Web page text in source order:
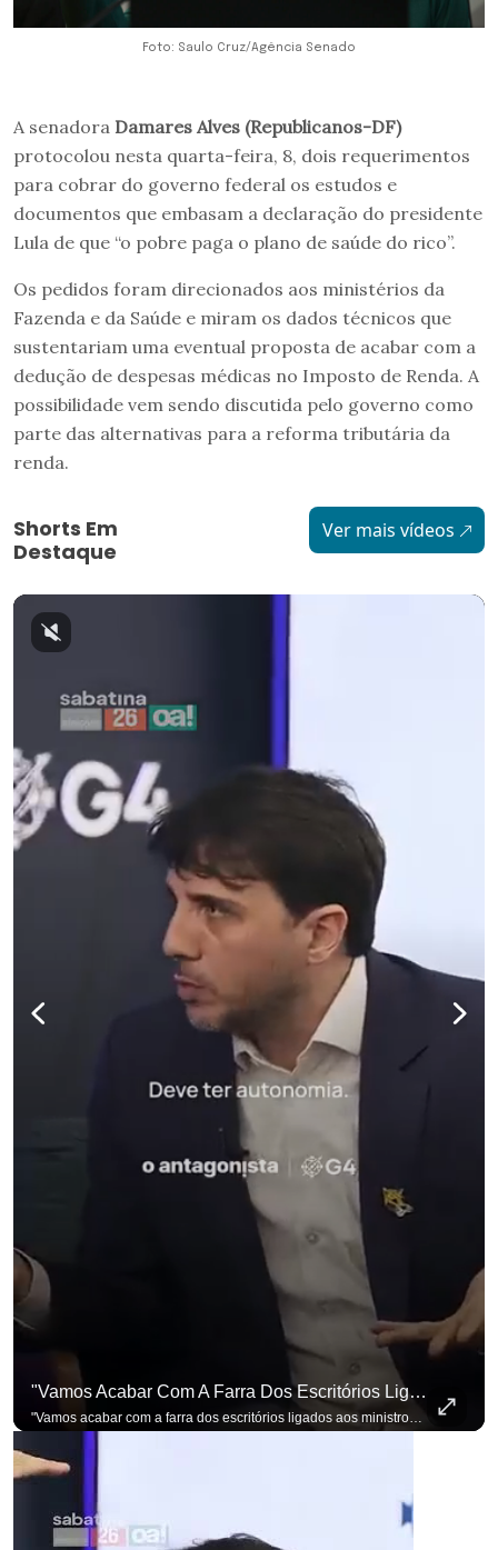
Foto: Saulo Cruz/Agência Senado
A senadora Damares Alves (Republicanos-DF)
protocolou nesta quarta-feira, 8, dois requerimentos
para cobrar do governo federal os estudos e
documentos que embasam a declaração do presidente
Lula de que “o pobre paga o plano de saúde do rico”.
Os pedidos foram direcionados aos ministérios da
Fazenda e da Saúde e miram os dados técnicos que
sustentariam uma eventual proposta de acabar com a
dedução de despesas médicas no Imposto de Renda. A
possibilidade vem sendo discutida pelo governo como
parte das alternativas para a reforma tributária da
renda.
Shorts Em
Destaque
Ver mais vídeos
"Vamos Acabar Com A Farra Dos Escritórios Ligados Aos Ministros Do STF"
"Vamos acabar com a farra dos escritórios ligados aos ministros do STF". Essa foi a resposta de Renan Santos ao ser questionado sobre o Judiciário. Se você busca informação com credibilidade, inscreva-se agora e ative o